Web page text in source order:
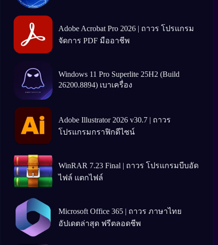
Adobe Acrobat Pro 2026 | ถาวร โปรแกรม
จัดการ PDF มืออาชีพ
Windows 11 Pro Superlite 25H2 (Build
26200.8894) เบาเครื่อง
Adobe Illustrator 2026 v30.7 | ถาวร
โปรแกรมกราฟิกดีไซน์
WinRAR 7.23 Final | ถาวร โปรแกรมบีบอัด
ไฟล์ แตกไฟล์
Microsoft Office 365 | ถาวร ภาษาไทย
อัปเดตล่าสุด ฟรีตลอดชีพ